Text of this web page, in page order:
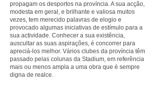
propagam os desportos na província. A sua acção,
modesta em geral, e brilhante e valiosa muitos
vezes, tem merecido palavras de elogio e
provocado algumas iniciativas de estímulo para a
sua actividade. Conhecer a sua existência,
auscultar as suas aspirações, é concorrer para
apreciá-los melhor. Vários clubes da província têm
passado pelas colunas da Stadium, em referência
mais ou menos ampla a uma obra que é sempre
digna de realce.